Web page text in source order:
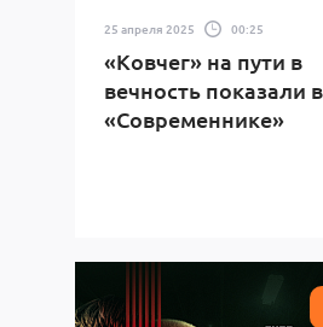
25 апреля 2025 00:25
«Ковчег» на пути в
вечность показали в
«Современнике»